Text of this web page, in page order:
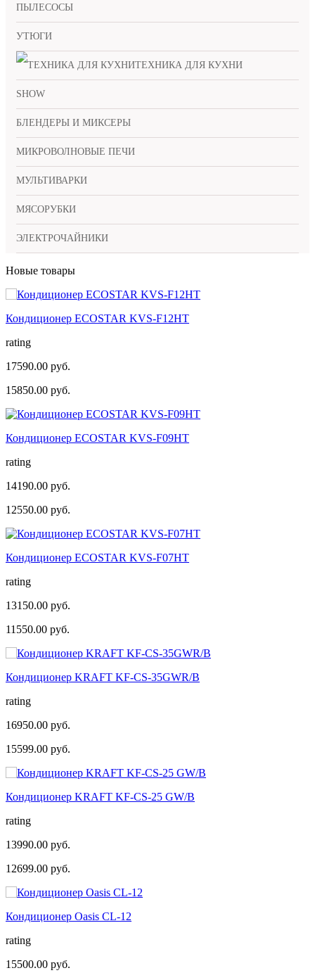
ПЫЛЕСОСЫ
УТЮГИ
ТЕХНИКА ДЛЯ КУХНИ
SHOW
БЛЕНДЕРЫ И МИКСЕРЫ
МИКРОВОЛНОВЫЕ ПЕЧИ
МУЛЬТИВАРКИ
МЯСОРУБКИ
ЭЛЕКТРОЧАЙНИКИ
Новые товары
Кондиционер ECOSTAR KVS-F12HT
rating
17590.00 руб.
15850.00 руб.
Кондиционер ECOSTAR KVS-F09HT
rating
14190.00 руб.
12550.00 руб.
Кондиционер ECOSTAR KVS-F07HT
rating
13150.00 руб.
11550.00 руб.
Кондиционер KRAFT KF-CS-35GWR/B
rating
16950.00 руб.
15599.00 руб.
Кондиционер KRAFT KF-CS-25 GW/B
rating
13990.00 руб.
12699.00 руб.
Кондиционер Оasis CL-12
rating
15500.00 руб.